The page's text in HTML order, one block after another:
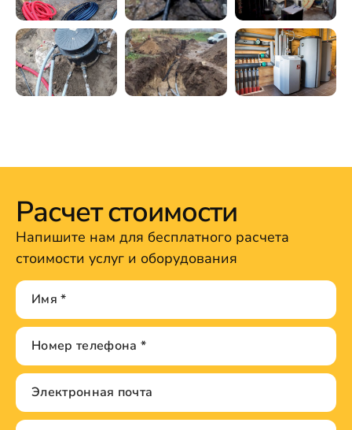
Расчет стоимости
Напишите нам для бесплатного расчета
стоимости услуг и оборудования